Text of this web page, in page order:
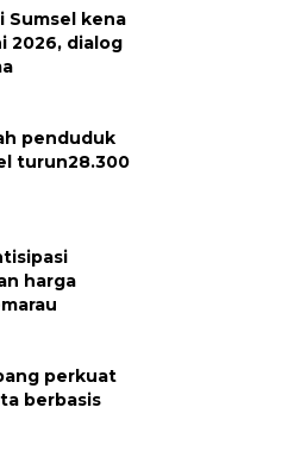
Sumsel kena
2026, dialog
penduduk
turun28.300
harga
perkuat
berbasis